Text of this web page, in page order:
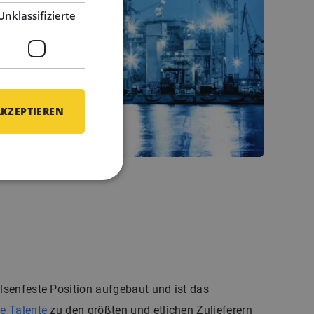
Position aufgebaut und ist das
Talente zu den größten und etlichen Zulieferern